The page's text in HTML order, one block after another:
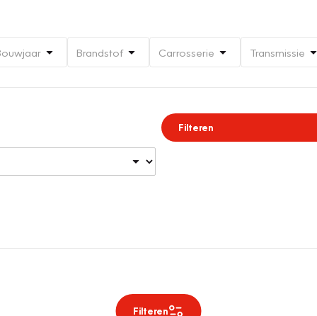
Brandstof Carrosserie Transmissie
Filteren
Filteren